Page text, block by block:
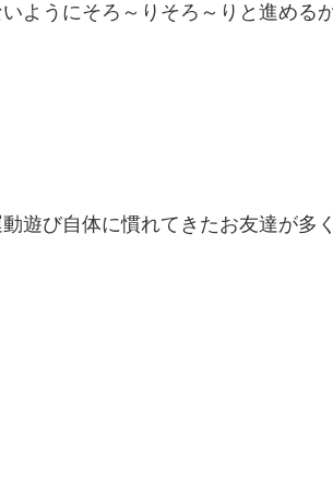
ようにそろ～りそろ～りと進める
遊び自体に慣れてきたお友達が多